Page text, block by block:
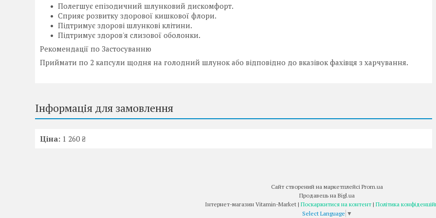
Полегшує епізодичний шлунковий дискомфорт.
Сприяє розвитку здорової кишкової флори.
Підтримує здорові шлункові клітини.
Підтримує здоров'я слизової оболонки.
Рекомендації по Застосуванню
Приймати по 2 капсули щодня на голодний шлунок або відповідно до вказівок фахівця з харчування.
Інформація для замовлення
Ціна: 1 260 ₴
Сайт створений на маркетплейсі Prom.ua
Продавець на Bigl.ua
Інтернет-магазин Vitamin-Market | Поскаржитися на контент | Політика
Select Language ▼